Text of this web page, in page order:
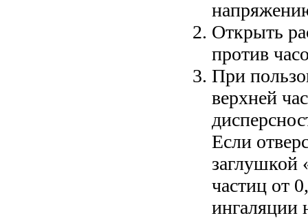
Открыть
против
При
верхней части колбы выберите необходимую
Если
заглушкой «D» (режим
частиц от
ингаляции